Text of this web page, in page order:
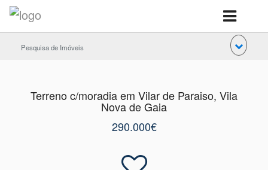
Pesquisa de Imóveis
Terreno c/moradia em Vilar de Paraiso, Vila
Nova de Gaia
290.000€